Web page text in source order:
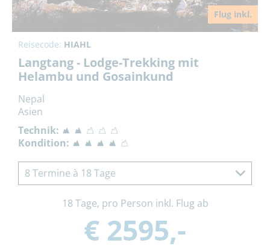
Flug inkl.
Reisecode: HIAHL
Langtang - Lodge-Trekking mit
Helambu und Gosainkund
Nepal
Asien
Technik:
Kondition:
8 Termine à 18 Tage
18 Tage, pro Person inkl. Flug ab
€ 2595,-